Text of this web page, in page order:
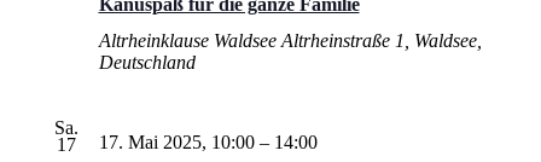
Kanuspaß für die ganze Familie
Altrheinklause Waldsee Altrheinstraße 1, Waldsee,
Deutschland
Sa.
17
17. Mai 2025, 10:00– 14:00